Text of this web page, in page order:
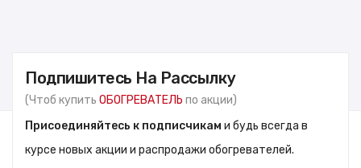
Подпишитесь На Рассылку
(Чтоб купить ОБОГРЕВАТЕЛЬ по акции)
Присоединяйтесь к подписчикам и будь всегда в
курсе новых акции и распродажи обогревателей.